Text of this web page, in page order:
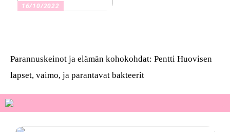
16/10/2022
Parannuskeinot ja elämän kohokohdat: Pentti Huovisen
lapset, vaimo, ja parantavat bakteerit